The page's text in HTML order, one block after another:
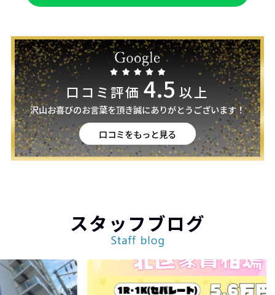
口コミ評価 4.5 以上
沢山お喜びのお言葉を頂き誠にありがとうございます！
口コミをもっと見る
スタッフブログ